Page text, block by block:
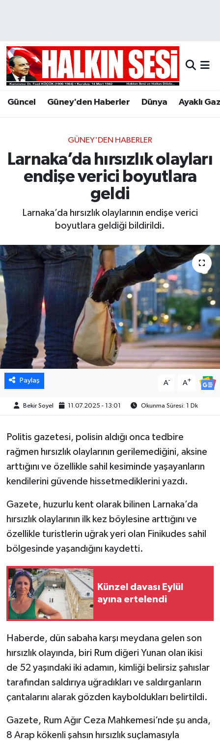
Güncel Güney'den Haberler Dünya Ayaklı
GÜNEY'DEN HABERLER
Larnaka’da hırsızlık olayları
endişe verici boyutlara
geldi
Larnaka’da hırsızlık olaylarının endişe verici
boyutlara geldiği bildirildi.
Paylaş A- A+
Bekir Soyel 11.07.2025 - 13:01 Okunma Süresi: 1 Dk
Politis gazetesi, polisin aldığı onca tedbire
rağmen hırsızlık olaylarının gerilemediğini, aksine
arttığını ve özellikle sahil kesiminde yaşayanların
kendilerini güvende hissetmediklerini yazdı.
Gazete, huzurlu kent olarak bilinen Larnaka’da
hırsızlık olaylarının ilk kez böylesine arttığını ve
özellikle turistlerin uğrak yeri olan Finikudes sahil
bölgesinde yaşandığını kaydetti.
Künzel davası Eylül
ayına ertelendi
Haberde, dün sabaha karşı meydana gelen son
hırsızlık olayında, biri Rum diğeri Yunan olan ikisi
de 52 yaşındaki iki adamın, kimliği belirsiz şahıslar
tarafından saldırıya uğradıkları ve saldırganların
çantalarını alarak gözden kayboldukları belirtildi.
Gazete, Rum Ağır Ceza Mahkemesi’nde şu anda,
8 Arap kökenli şahsın hırsızlık suçlamasıyla
Hava Durumu
Trafik Durumu
Tüm Manşetler
Son Dakika Haberleri